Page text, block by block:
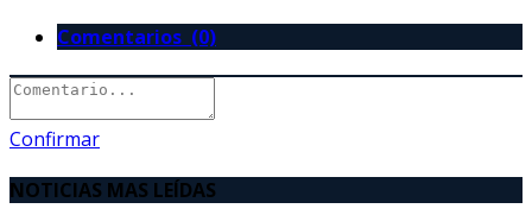
Comentarios (0)
Confirmar
NOTICIAS MAS LEÍDAS